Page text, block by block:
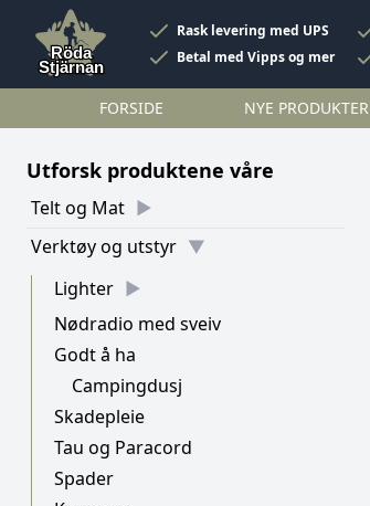
Rask levering med UPS
Betal med Vipps og mer
FORSIDE NYE PRODUKTER
Utforsk produktene våre
Telt og Mat
Verktøy og utstyr
Lighter
Nødradio med sveiv
Godt å ha
Campingdusj
Skadepleie
Tau og Paracord
Spader